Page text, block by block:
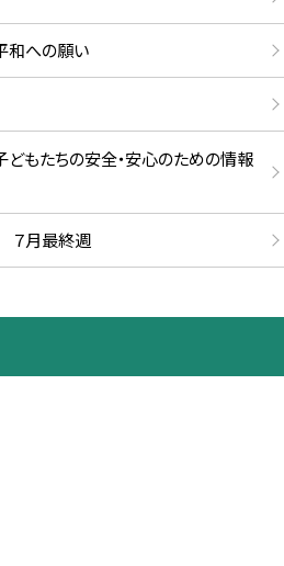
和への願い
もたちの安全・安心のための情報
７月最終週